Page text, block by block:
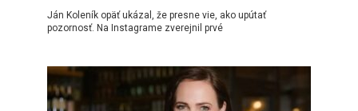
Ján Koleník opäť ukázal, že presne vie, ako upútať
pozornosť. Na Instagrame zverejnil prvé